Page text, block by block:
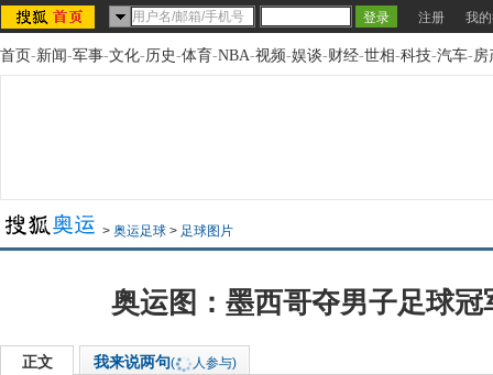
注册 我
首页-新闻-军事-文化-历史-体育-NBA-视频-娱谈-财经-世相-科技-汽车-房
> 奥运足球 > 足球图片
奥运图：墨西哥夺男子足球冠
正文 我来说两句( 人参与)